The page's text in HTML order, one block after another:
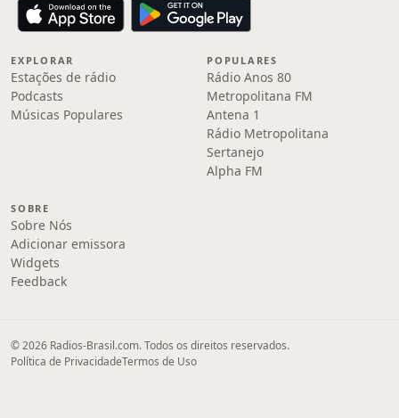
EXPLORAR
Estações de rádio
Podcasts
Músicas Populares
POPULARES
Rádio Anos 80
Metropolitana FM
Antena 1
Rádio Metropolitana
Sertanejo
Alpha FM
SOBRE
Sobre Nós
Adicionar emissora
Widgets
Feedback
© 2026 Radios-Brasil.com. Todos os direitos reservados.
Política de PrivacidadeTermos de Uso